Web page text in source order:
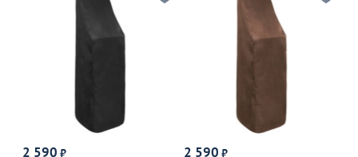
2 590 ₽ 2 590 ₽